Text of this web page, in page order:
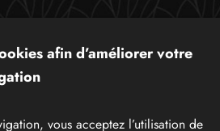
ravis de pouvoir
notre aide !
NOUS
afin d’améliorer votre
vous acceptez l’utilisation de